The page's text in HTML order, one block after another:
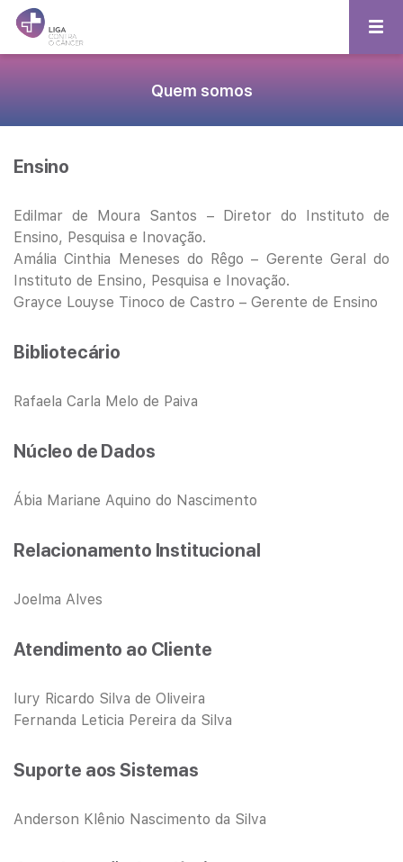
Quem somos
Ensino
Edilmar de Moura Santos – Diretor do Instituto de
Ensino, Pesquisa e Inovação.
Amália Cinthia Meneses do Rêgo – Gerente Geral do
Instituto de Ensino, Pesquisa e Inovação.
Grayce Louyse Tinoco de Castro – Gerente de Ensino
Bibliotecário
Rafaela Carla Melo de Paiva
Núcleo de Dados
Ábia Mariane Aquino do Nascimento
Relacionamento Institucional
Joelma Alves
Atendimento ao Cliente
Iury Ricardo Silva de Oliveira
Fernanda Leticia Pereira da Silva
Suporte aos Sistemas
Anderson Klênio Nascimento da Silva